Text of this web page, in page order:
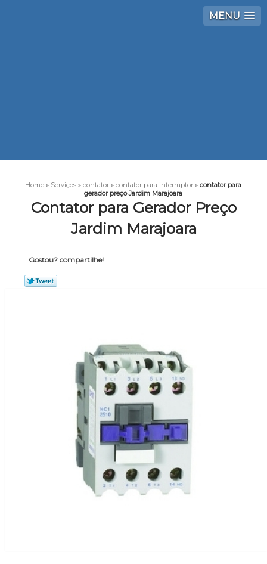
MENU
Home » Serviços»contator»contator para interruptor»contator para
gerador preço Jardim Marajoara
Contator para Gerador Preço
Jardim Marajoara
Gostou? compartilhe!